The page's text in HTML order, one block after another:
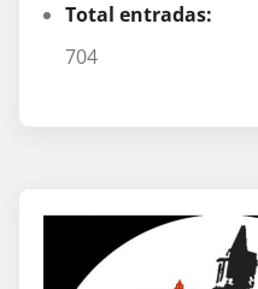
Total entradas:
704